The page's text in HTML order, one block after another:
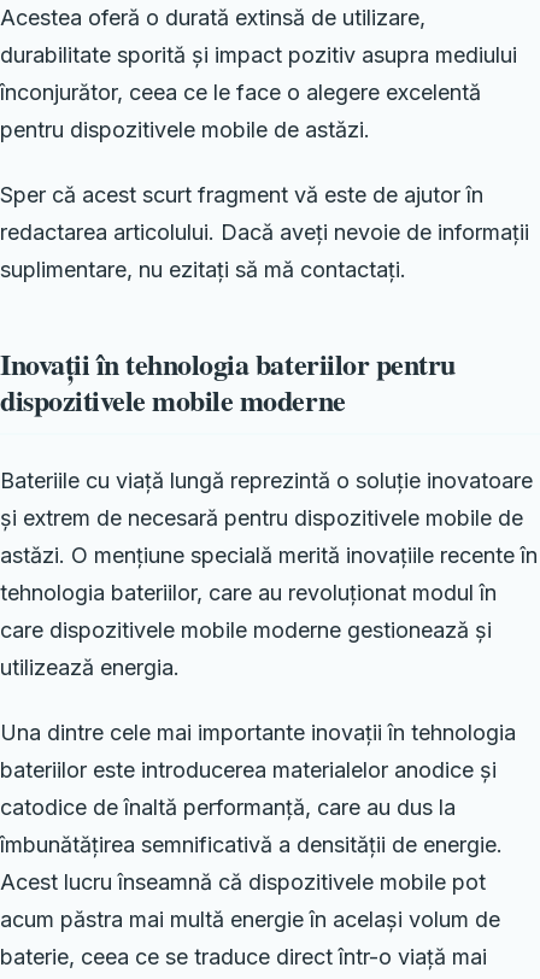
Acestea oferă o durată extinsă de utilizare,
durabilitate sporită și impact pozitiv asupra mediului
înconjurător, ceea ce le face o alegere excelentă
pentru dispozitivele mobile de astăzi.
Sper că acest scurt fragment vă este de ajutor în
redactarea articolului. Dacă aveți nevoie de informații
suplimentare, nu ezitați să mă contactați.
Inovații în tehnologia bateriilor pentru
dispozitivele mobile moderne
Bateriile cu viață lungă reprezintă o soluție inovatoare
și extrem de necesară pentru dispozitivele mobile de
astăzi. O mențiune specială merită inovațiile recente în
tehnologia bateriilor, care au revoluționat modul în
care dispozitivele mobile moderne gestionează și
utilizează energia.
Una dintre cele mai importante inovații în tehnologia
bateriilor este introducerea materialelor anodice și
catodice de înaltă performanță, care au dus la
îmbunătățirea semnificativă a densității de energie.
Acest lucru înseamnă că dispozitivele mobile pot
acum păstra mai multă energie în același volum de
baterie, ceea ce se traduce direct într-o viață mai